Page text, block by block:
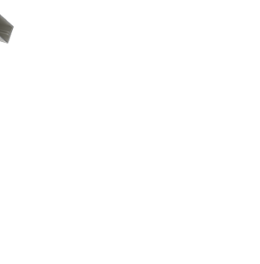
Puertas Automáticas de Cristal